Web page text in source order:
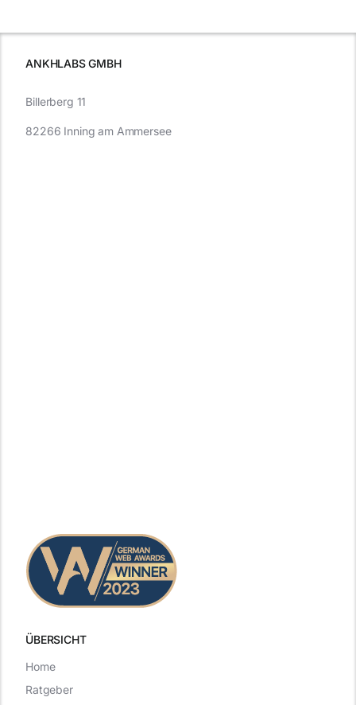
müssen
ANKHLABS GMBH
ÜBERSICHT
Billerberg 11
82266 Inning am Ammersee
Home
Ratgeber